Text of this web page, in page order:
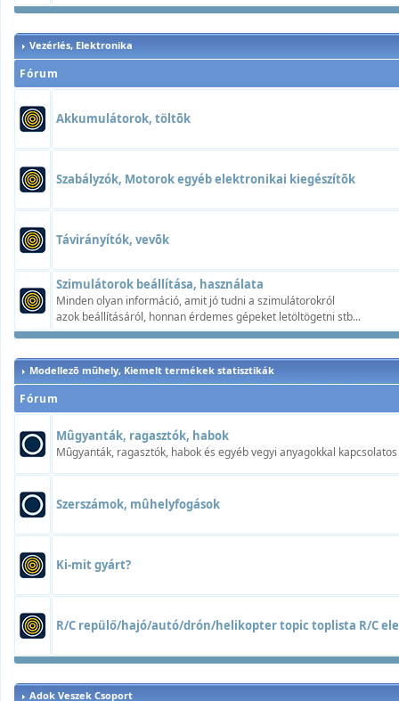
Vezérlés, Elektronika
Fórum
Akkumulátorok, töltõk
Szabályzók, Motorok egyéb elektronikai kiegészítõk
Távirányítók, vevõk
Szimulátorok beállítása, használata
Minden olyan információ, amit jó tudni a szimulátorokról
azok beállításáról, honnan érdemes gépeket letöltögetni stb...
Modellezõ mûhely, Kiemelt termékek statisztikák
Fórum
Mûgyanták, ragasztók, habok
Mûgyanták, ragasztók, habok és egyéb vegyi anyagokkal
Szerszámok, mûhelyfogások
Ki-mit gyárt?
R/C repülő/hajó/autó/drón/helikopter topic toplista R/C
Adok Veszek Csoport